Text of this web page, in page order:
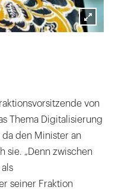
von
Thema Digitalisierung
den Minister an
sie. „Denn zwischen
seiner Fraktion